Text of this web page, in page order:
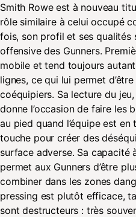
Smith Rowe est à nouveau
rôle similaire à celui occupé
fois, son profil et ses qualités
offensive des Gunners.
mobile et tend toujours
lignes, ce qui lui permet
coéquipiers. Sa lecture du
donne l’occasion de faire les
au pied quand l’équipe est
touche pour créer des
surface adverse. Sa capacité
permet aux Gunners d’être
combiner dans les zones
pressing est plutôt efficace,
sont destructeurs : très